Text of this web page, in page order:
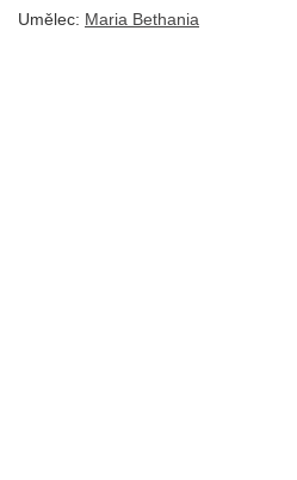
Umělec: Maria Bethania